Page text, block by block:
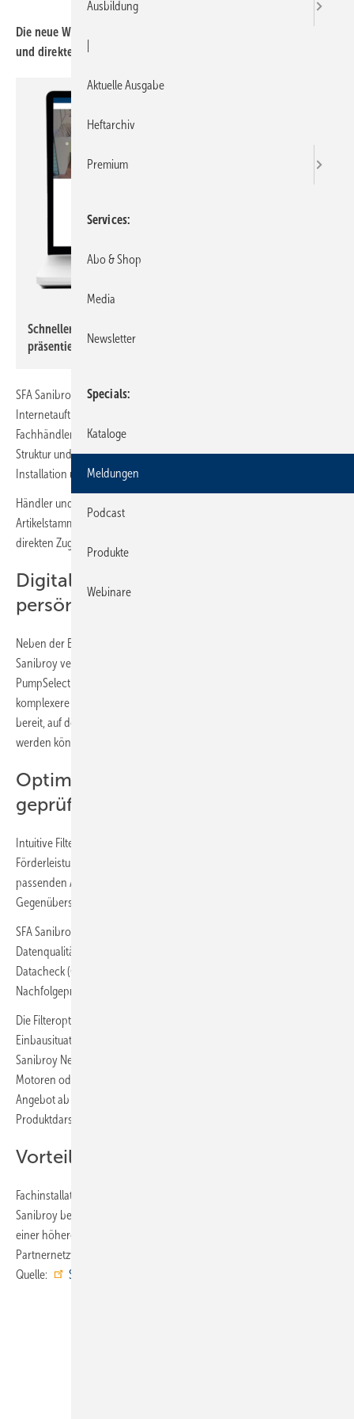
Die neue Website von SFA Sani­broy bie­tet Infor­ma­tio­nen, Tools
und direkte Unter­stüt­zung ent­lang aller Projekt­phasen.
Schneller und übersichtlicher für alle Endgeräte: SFA Sanibroy
präsentiert eine überarbeitete Website.
SFA Sanibroy, Spezialist für Pumpentechnologie, hat seinen
Internetauftritt vollständig überarbeitet. Die Website stellt
Fachhändlern, Installateuren, Planern und privaten Nutzern eine klare
Struktur und praxisorientierte Services rund um Auswahl, Planung,
Installation und Wartung von Produkten bereit.
Händler und Installateure finden Broschüren, Planungstools und
Artikelstammdaten an zentraler Stelle. Architekten und Planer erhalten
direkten Zugriff auf aktuelle Ausschreibungstexte.
Digitale Services ergänzen
persönliche Beratung
Neben der Beratung durch regionale Ansprechpartner setzt SFA
Sanibroy verstärkt auf digitale Unterstützung. Das Online-Tool „SFA
PumpSelect“ hilft Fachpartnern, die passende Lösung zu finden. Für
komplexere Anforderungen steht zusätzlich ein Auslegungsformular
bereit, auf dessen Basis individuelle Sonderlösungen entwickelt
werden können.
Optimierte Produktsuche und
geprüfte Datenqualität
Intuitive Filterfunktionen – etwa nach Art des anfallenden Wassers,
Förderleistung, Förderhöhe oder Schneidradtyp – führen schnell zur
passenden Anlage. Ein neuer Produktvergleich erlaubt die parallele
Gegenüberstellung bis zu 4 Modellen.
SFA Sanibroy stellt geprüfte Artikelstammdaten nach
Datenqualitätsrichtlinien (DQR) über SHK Connect und Open
Datacheck (ODC) bereit. Ein eigener Bereich zu Ersatz- und
Nachfolgeprodukten zeigt kompatible Modelle auf einen Blick.
Die Filteroption „Anwendung“ macht Produktlösungen in typischen
Einbausituationen anschaulich. Im Bereich „Technologien“ stellt SFA
Sanibroy Neuheiten wie Schneid- und Pumpenräder, Brushless-
Motoren oder Radartechnik vor. Ein virtueller Showroom rundet das
Angebot ab und ermöglicht eine dreidimensionale
Produktdarstellung.
Vorteile für Sanibroy-Partnerbetriebe
Fachinstallateure können über die Website eine Partnerschaft mit SFA
Sanibroy beantragen. Eingetragene Partnerbetriebe profitieren von
einer höheren Sichtbarkeit im Markt über das Verzeichnis des
Partnernetzwerks. ■
Quelle:
SFA Sanibroy
Ausbildung
Aktuelle Ausgabe
Heftarchiv
Premium
Services
Abo & Shop
Media
Newsletter
Specials
Kataloge
Meldungen
Podcast
Produkte
Webinare